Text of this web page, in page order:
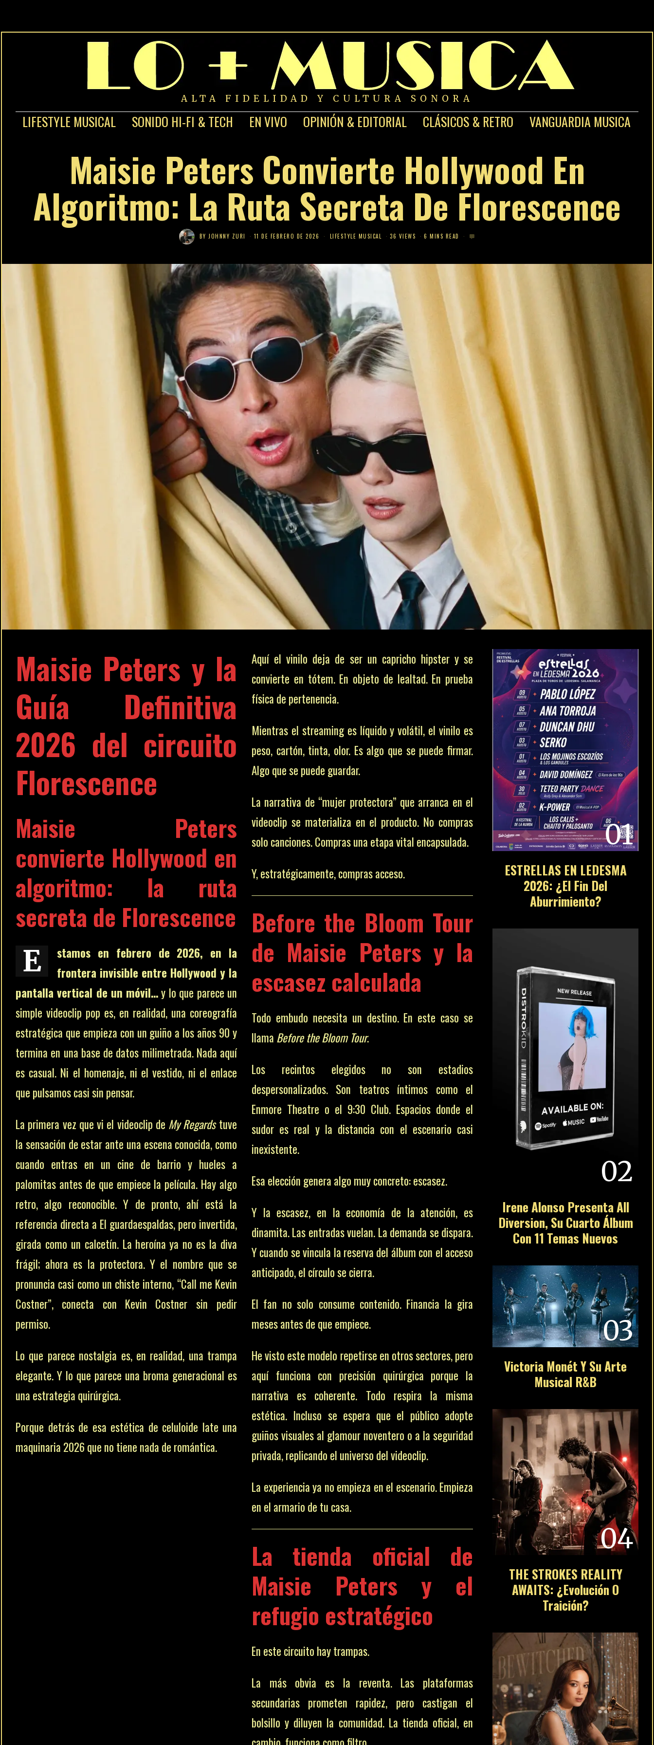
ALTA FIDELIDAD Y CULTURA SONORA
LIFESTYLE MUSICAL SONIDO HI-FI & TECH EN VIVO OPINIÓN & EDITORIAL CLÁSICOS & RETRO VANGUARDIA MUSICA
Maisie Peters Convierte Hollywood En
Algoritmo: La Ruta Secreta De Florescence
BYJOHNNY ZURI 11 DE FEBRERO DE 2026 LIFESTYLE MUSICAL 36 VIEWS 6 MINS READ
Maisie Peters y la
Guía Definitiva
2026 del circuito
Florescence
Maisie Peters
convierte Hollywood en
algoritmo: la ruta
secreta de Florescence
E
stamos en febrero de 2026, en la
frontera invisible entre Hollywood y la
pantalla vertical de un móvil…y lo que parece un
simple videoclip pop es, en realidad, una coreografía
estratégica que empieza con un guiño a los años 90 y
termina en una base de datos milimetrada. Nada aquí
es casual. Ni el homenaje, ni el vestido, ni el enlace
que pulsamos casi sin pensar.
La primera vez que vi el videoclip de My Regardstuve
la sensación de estar ante una escena conocida, como
cuando entras en un cine de barrio y hueles a
palomitas antes de que empiece la película. Hay algo
retro, algo reconocible. Y de pronto, ahí está la
referencia directa a El guardaespaldas, pero invertida,
girada como un calcetín. La heroína ya no es la diva
frágil; ahora es la protectora. Y el nombre que se
pronuncia casi como un chiste interno, “Call me Kevin
Costner”, conecta con Kevin Costner sin pedir
permiso.
Lo que parece nostalgia es, en realidad, una trampa
elegante. Y lo que parece una broma generacional es
una estrategia quirúrgica.
Porque detrás de esa estética de celuloide late una
maquinaria 2026 que no tiene nada de romántica.
Aquí el vinilo deja de ser un capricho hipster y se
convierte en tótem. En objeto de lealtad. En prueba
física de pertenencia.
Mientras el streaming es líquido y volátil, el vinilo es
peso, cartón, tinta, olor. Es algo que se puede firmar.
Algo que se puede guardar.
La narrativa de “mujer protectora” que arranca en el
videoclip se materializa en el producto. No compras
solo canciones. Compras una etapa vital encapsulada.
Y, estratégicamente, compras acceso.
Before the Bloom Tour
de Maisie Peters y la
escasez calculada
Todo embudo necesita un destino. En este caso se
llama Before the Bloom Tour.
Los recintos elegidos no son estadios
despersonalizados. Son teatros íntimos como el
Enmore Theatre o el 9:30 Club. Espacios donde el
sudor es real y la distancia con el escenario casi
inexistente.
Esa elección genera algo muy concreto: escasez.
Y la escasez, en la economía de la atención, es
dinamita. Las entradas vuelan. La demanda se dispara.
Y cuando se vincula la reserva del álbum con el acceso
anticipado, el círculo se cierra.
El fan no solo consume contenido. Financia la gira
meses antes de que empiece.
He visto este modelo repetirse en otros sectores, pero
aquí funciona con precisión quirúrgica porque la
narrativa es coherente. Todo respira la misma
estética. Incluso se espera que el público adopte
guiños visuales al glamour noventero o a la seguridad
privada, replicando el universo del videoclip.
La experiencia ya no empieza en el escenario. Empieza
en el armario de tu casa.
La tienda oficial de
Maisie Peters y el
refugio estratégico
En este circuito hay trampas.
La más obvia es la reventa. Las plataformas
secundarias prometen rapidez, pero castigan el
bolsillo y diluyen la comunidad. La tienda oficial, en
01
ESTRELLAS EN LEDESMA
2026: ¿El Fin Del
Aburrimiento?
02
Irene Alonso Presenta All
Diversion, Su Cuarto Álbum
Con 11 Temas Nuevos
03
Victoria Monét Y Su Arte
Musical R&B
04
THE STROKES REALITY
AWAITS: ¿Evolución O
Traición?